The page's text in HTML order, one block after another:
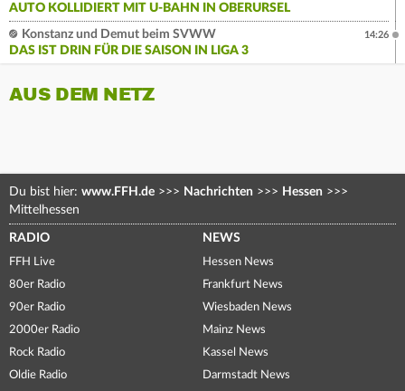
AUTO KOLLIDIERT MIT U-BAHN IN OBERURSEL
Konstanz und Demut beim SVWW
DAS IST DRIN FÜR DIE SAISON IN LIGA 3
14:26
AUS DEM NETZ
Du bist hier: www.FFH.de >>> Nachrichten >>> Hessen >>>
Mittelhessen
RADIO
FFH Live
80er Radio
90er Radio
2000er Radio
Rock Radio
Oldie Radio
NEWS
Hessen News
Frankfurt News
Wiesbaden News
Mainz News
Kassel News
Darmstadt News